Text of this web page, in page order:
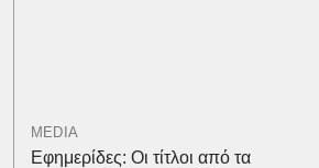
MEDIA
Εφημερίδες: Οι τίτλοι από τα